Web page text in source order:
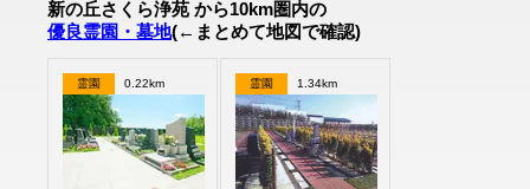
新の丘さくら浄苑 から10km圏内の
優良霊園・墓地(←まとめて地図で確認)
霊園 0.22km 霊園 1.34km